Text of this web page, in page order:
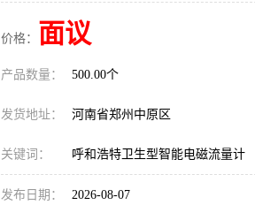
价格： 面议
产品数量： 500.00个
发货地址： 河南省郑州中原区
关键词： 呼和浩特卫生型智能电磁流量计
发布日期： 2026-08-07